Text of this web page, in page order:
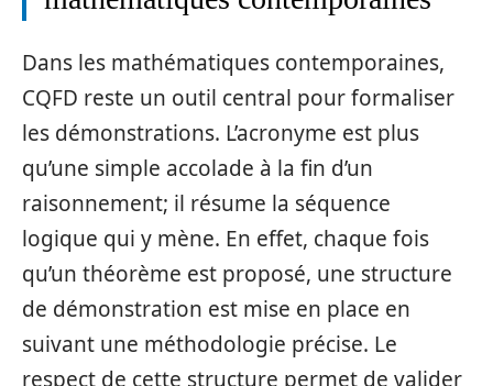
Dans les mathématiques contemporaines,
CQFD reste un outil central pour formaliser
les démonstrations. L’acronyme est plus
qu’une simple accolade à la fin d’un
raisonnement; il résume la séquence
logique qui y mène. En effet, chaque fois
qu’un théorème est proposé, une structure
de démonstration est mise en place en
suivant une méthodologie précise. Le
respect de cette structure permet de valider